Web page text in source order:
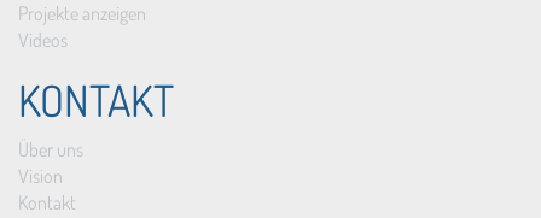
Projekte anzeigen
Videos
KONTAKT
Über uns
Vision
Kontakt